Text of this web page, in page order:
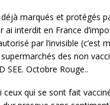
marqués et protégés
ai interdit en France
par l’invisible (c’est
des non
Octobre Rouge..
qui se sont fait